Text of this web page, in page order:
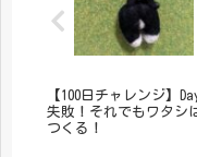
【100日チャレンジ】
失敗！それでもワタシ
つくる！